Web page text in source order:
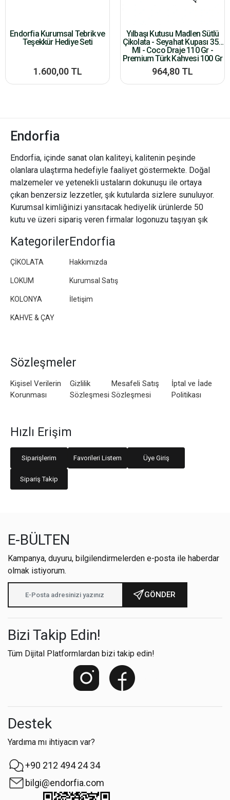
Endorfia Kurumsal Tebrik ve
Teşekkür Hediye Seti
1.600,00 TL
Yılbaşı Kutusu Madlen Sütlü
Çikolata - Seyahat Kupası 350
Ml - Coco Draje 110 Gr -
Premium Türk Kahvesi 100 Gr
964,80 TL
Endorfia
Endorfia, içinde sanat olan kaliteyi, kalitenin peşinde
olanlara ulaştırma hedefiyle faaliyet göstermekte. Doğal
malzemeler ve yetenekli ustaların dokunuşu ile ortaya
çıkan benzersiz lezzetler, şık kutularda sizlere sunuluyor.
Kurumsal kimliğinizi yansıtacak hediyelik ürünlerde 50
kutu ve üzeri sipariş veren firmalar logonuzu taşıyan şık
Kategoriler
ÇİKOLATA
LOKUM
KOLONYA
KAHVE & ÇAY
Endorfia
Hakkımızda
Kurumsal Satış
İletişim
Sözleşmeler
Kişisel Verilerin
Korunması
Gizlilik
Sözleşmesi
Mesafeli Satış
Sözleşmesi
İptal ve İade
Politikası
Hızlı Erişim
Siparişlerim Favorileri Listem Üye Giriş
Sipariş Takip
E-BÜLTEN
Kampanya, duyuru, bilgilendirmelerden e-posta ile haberdar
olmak istiyorum.
GÖNDER
Bizi Takip Edin!
Tüm Dijital Platformlardan bizi takip edin!
Destek
Yardıma mı ihtiyacın var?
+90 212 494 24 34
bilgi@endorfia.com